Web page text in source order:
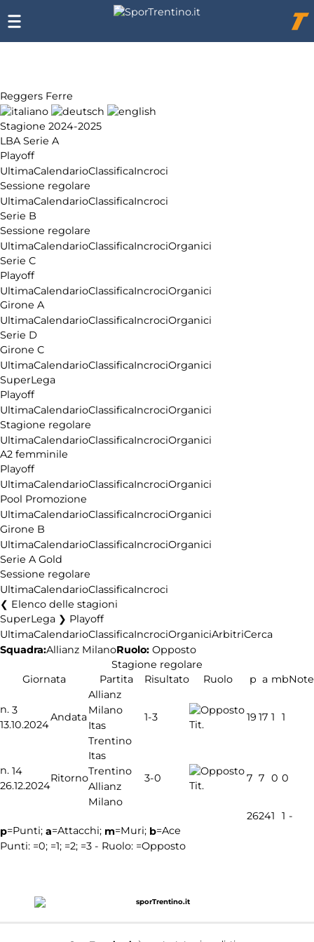
Reggers Ferre
Stagione 2024-2025
LBA Serie A
Playoff
UltimaCalendarioClassificaIncroci
Sessione regolare
UltimaCalendarioClassificaIncroci
Serie B
Sessione regolare
UltimaCalendarioClassificaIncrociOrganici
Serie C
Playoff
UltimaCalendarioClassificaIncrociOrganici
Girone A
UltimaCalendarioClassificaIncrociOrganici
Serie D
Girone C
UltimaCalendarioClassificaIncrociOrganici
SuperLega
Playoff
UltimaCalendarioClassificaIncrociOrganici
Stagione regolare
UltimaCalendarioClassificaIncrociOrganici
A2 femminile
Playoff
UltimaCalendarioClassificaIncrociOrganici
Pool Promozione
UltimaCalendarioClassificaIncrociOrganici
Girone B
UltimaCalendarioClassificaIncrociOrganici
Serie A Gold
Sessione regolare
UltimaCalendarioClassificaIncroci
Elenco delle stagioni
SuperLega ❯ Playoff
UltimaCalendarioClassificaIncrociOrganiciArbitriCerca
Squadra:Allianz MilanoRuolo: Opposto
Stagione regolare
Giornata
Partita Risultato Ruolo p a mbNote
n. 3
13.10.2024
Andata
Allianz
Milano
Itas
Trentino
1-3
Tit.
19 17 1 1
n. 14
26.12.2024
Ritorno
Itas
Trentino
Allianz
Milano
3-0
Tit.
7 7 0 0
26241 1 -
p=Punti; a=Attacchi; m=Muri; b=Ace
Punti: =0; =1; =2; =3 - Ruolo: =Opposto
Chi
siamo
Affiliazione